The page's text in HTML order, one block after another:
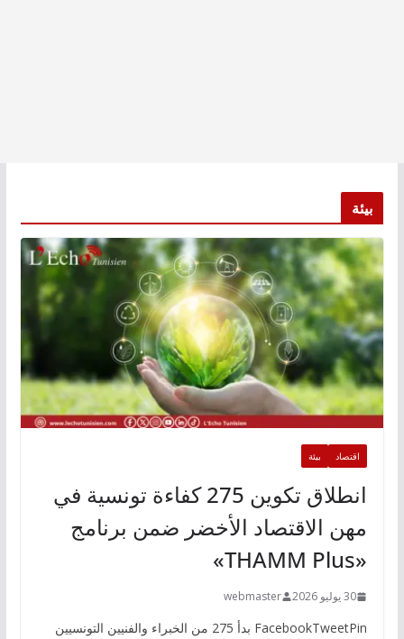
بيئة
اقتصاد بيئة
انطلاق تكوين 275 كفاءة تونسية في
مهن الاقتصاد الأخضر ضمن برنامج
«THAMM Plus»
30 يوليو 2026 webmaster
FacebookTweetPin بدأ 275 من الخبراء والفنيين التونسيين